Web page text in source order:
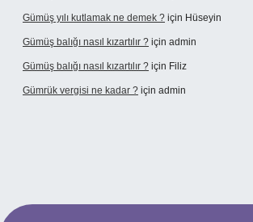
Gümüş yılı kutlamak ne demek ? için Hüseyin
Gümüş balığı nasıl kızartılır ? için admin
Gümüş balığı nasıl kızartılır ? için Filiz
Gümrük vergisi ne kadar ? için admin
giriş adresi